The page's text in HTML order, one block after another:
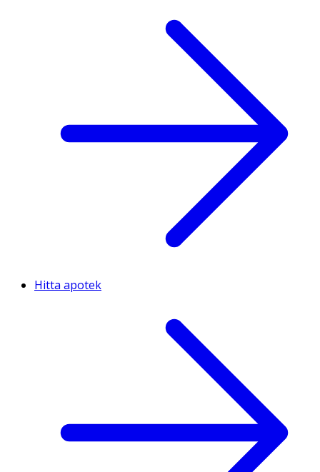
Hitta apotek